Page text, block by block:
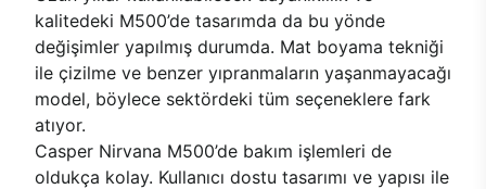
kalitedeki M500’de tasarımda da bu yönde
değişimler yapılmış durumda. Mat boyama tekniği
ile çizilme ve benzer yıpranmaların yaşanmayacağı
model, böylece sektördeki tüm seçeneklere fark
atıyor.
Casper Nirvana M500’de bakım işlemleri de
oldukça kolay. Kullanıcı dostu tasarımı ve yapısı ile